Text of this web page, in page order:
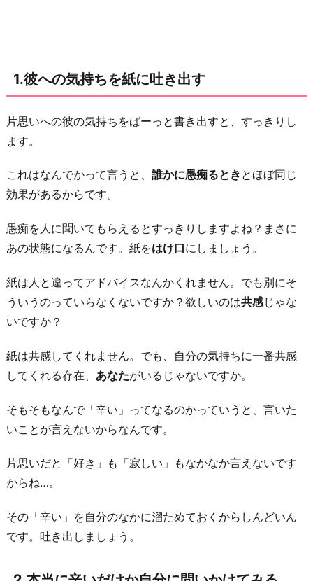
辛
い
だ
け
自
分
問
い
か
け
て
る
3.
画
を
手
当
り
次
再
1.彼への気持ちを紙に吐き出す
片思いへの彼の気持ちをばーっと書き出すと、すっきりし
ます。
これはなんでかって言うと、 誰かに愚痴るとき とほぼ同じ
効果があるからです。
愚痴を人に聞いてもらえるとすっきりしますよね？まさに
あの状態になるんです。紙をはけ口にしましょう。
紙は人と違ってアドバイスなんかくれません。でも別にそ
ういうのっていらなくないですか？欲しいのは共感じゃな
いですか？
紙は共感してくれません。でも、自分の気持ちに一番共感
してくれる存在、 あなたがいるじゃないですか。
そもそもなんで「辛い」ってなるのかっていうと、言いた
いことが言えないからなんです。
片思いだと「好き」も「寂しい」もなかなか言えないです
からね…。
その「辛い」を自分のなかに溜ためておくからしんどいん
です。吐き出しましょう。